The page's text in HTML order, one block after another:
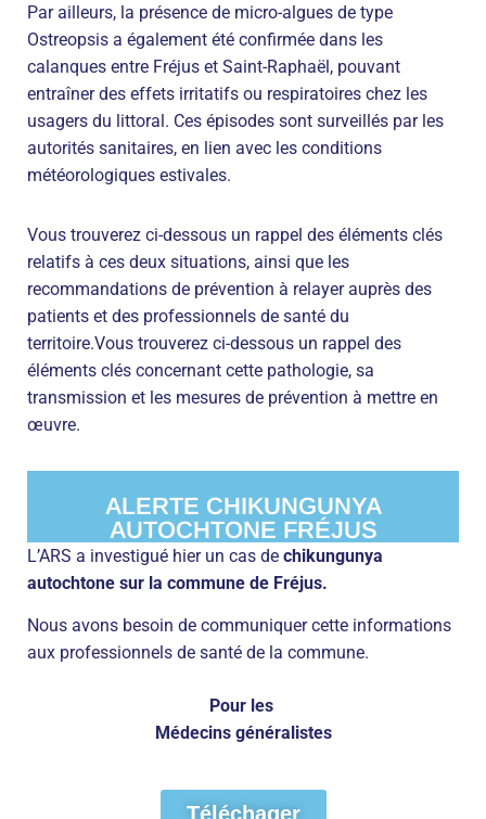
Par ailleurs, la présence de micro-algues de type
Ostreopsis a également été confirmée dans les
calanques entre Fréjus et Saint-Raphaël, pouvant
entraîner des effets irritatifs ou respiratoires chez les
usagers du littoral. Ces épisodes sont surveillés par les
autorités sanitaires, en lien avec les conditions
météorologiques estivales.
Vous trouverez ci-dessous un rappel des éléments clés
relatifs à ces deux situations, ainsi que les
recommandations de prévention à relayer auprès des
patients et des professionnels de santé du
territoire.Vous trouverez ci-dessous un rappel des
éléments clés concernant cette pathologie, sa
transmission et les mesures de prévention à mettre en
œuvre.
ALERTE CHIKUNGUNYA
AUTOCHTONE FRÉJUS
L’ARS a investigué hier un cas de chikungunya
autochtone sur la commune de Fréjus.
Nous avons besoin de communiquer cette informations
aux professionnels de santé de la commune.
Pour les
Médecins généralistes
Téléchager